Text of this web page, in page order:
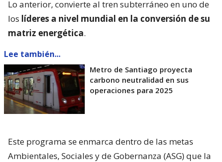
Lo anterior, convierte al tren subterráneo en uno de
los líderes a nivel mundial en la conversión de su
matriz energética.
Lee también...
Metro de Santiago proyecta
carbono neutralidad en sus
operaciones para 2025
Este programa se enmarca dentro de las metas
Ambientales, Sociales y de Gobernanza (ASG) que la